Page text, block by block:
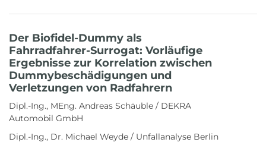
Der Biofidel-Dummy als
Fahrradfahrer-Surrogat: Vorläufige
Ergebnisse zur Korrelation zwischen
Dummybeschädigungen und
Verletzungen von Radfahrern
Dipl.-Ing., MEng. Andreas Schäuble / DEKRA
Automobil GmbH
Dipl.-Ing., Dr. Michael Weyde / Unfallanalyse Berlin